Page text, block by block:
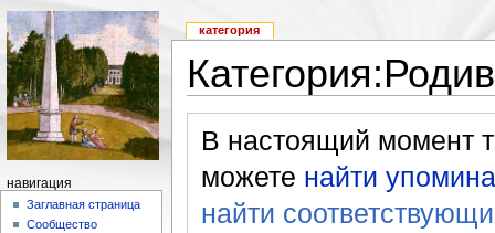
В настоящий момент
можете найти
найти
категория
навигация
Заглавная страница
Сообщество